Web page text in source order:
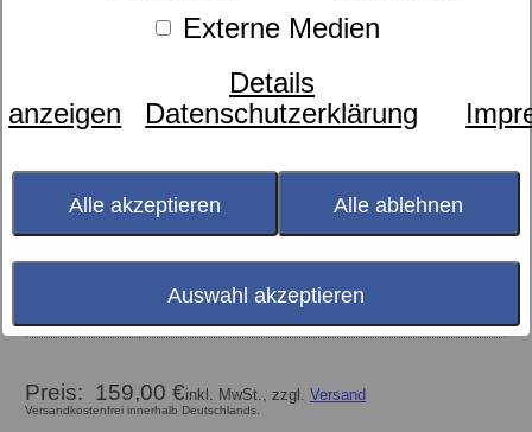
Externe Medien
Details
anzeigen
Datenschutzerklärung
Alle akzeptieren Alle ablehnen
Auswahl akzeptieren
Größe
Preis: 159,00 €inkl. MwSt., zzgl. Versand
Versandkostenfrei innerhalb Deutschlands.